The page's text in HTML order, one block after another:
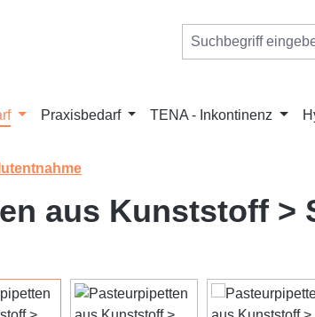
Praxisbedarf TENA - Inkontinenz
aus Kunststoff >